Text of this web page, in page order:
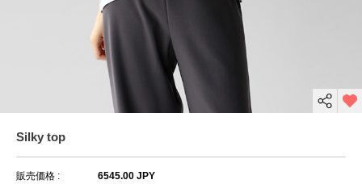
Silky top
販売価格 : 6545.00 JPY